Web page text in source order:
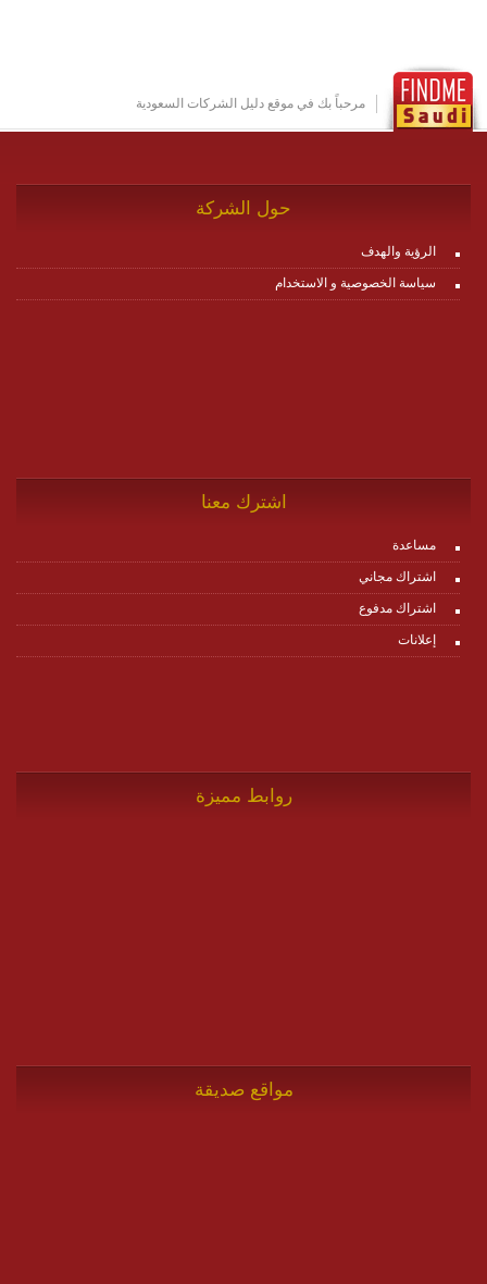
http://www.plutosms.com/zagel
مرحباً بك في موقع دليل الشركات السعودية
حول الشركة
الرؤية والهدف
سياسة الخصوصية و الاستخدام
اشترك معنا
مساعدة
اشتراك مجاني
اشتراك مدفوع
إعلانات
روابط مميزة
مواقع صديقة